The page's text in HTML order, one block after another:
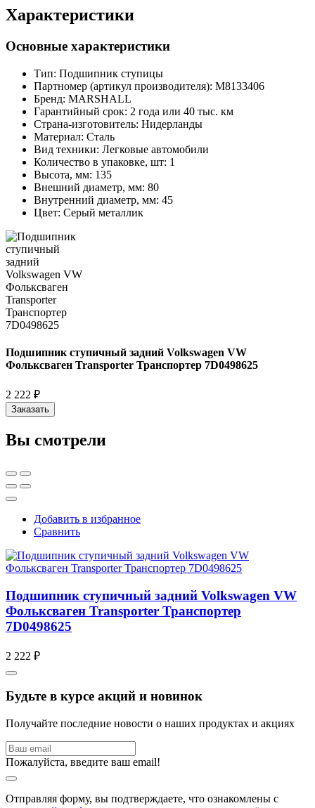
Характеристики
Основные характеристики
Тип: Подшипник ступицы
Партномер (артикул производителя): M8133406
Бренд: MARSHALL
Гарантийный срок: 2 года или 40 тыс. км
Страна-изготовитель: Нидерланды
Материал: Сталь
Вид техники: Легковые автомобили
Количество в упаковке, шт: 1
Высота, мм: 135
Внешний диаметр, мм: 80
Внутренний диаметр, мм: 45
Цвет: Серый металлик
Подшипник ступичный задний Volkswagen VW
Фольксваген Transporter Транспортер 7D0498625
2 222 ₽
Заказать
Вы смотрели
Добавить в избранное
Сравнить
Подшипник ступичный задний Volkswagen VW
Фольксваген Transporter Транспортер
7D0498625
2 222 ₽
Будьте в курсе акций и новинок
Получайте последние новости о наших продуктах и акциях
Пожалуйста, введите ваш email!
Отправляя форму, вы подтверждаете, что ознакомлены с